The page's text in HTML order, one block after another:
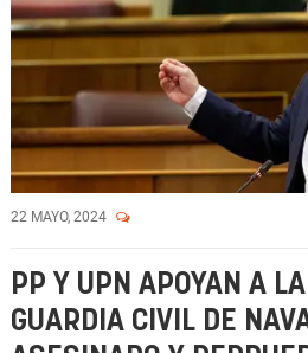
22 MAYO, 2024
PP Y UPN APOYAN A
GUARDIA CIVIL DE